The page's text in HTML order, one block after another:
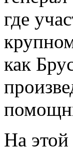
где
как
На